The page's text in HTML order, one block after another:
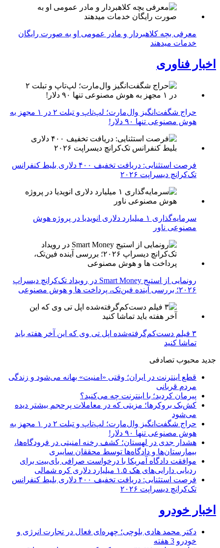
معرفی بچه کلاهبردار و مادر عمومی او به صورت رایگان
خدمات میدهند
اخبار فناوری
حراج شگفت‌انگیز وال‌مارت؛ لپ‌تاپ و تبلت ۲ در ۱ مجهز به
هوش مصنوعی تنها ۹۰ دلار!
فرصت استثنایی: دریافت تخفیف ۴۰۰ دلاری بلیط کنفرانس
تک‌کرانچ دیسراپت ۲۰۲۶
سرمایه‌گذاری ۱ میلیارد دلاری انویدیا در پروژه هوش
مصنوعی ناور
رونمایی از استیج Smart Money در رویداد تک‌کرانچ دیسراپ
۲۰۲۶؛ بررسی آینده فین‌تک، پرداخت‌ ها و هوش مصنوعی
۳ فیلم دست‌کم‌گرفته‌شده اپل تی وی که این آخر هفته باید
تماشا کنید
جدید محبوب تصادفی
قطع اینترنت در ایران؛ وقتی «امنیت» بهانه می‌شود و زندگی
مردم قربانی
پیرمان کردید؛ با اینترنت چه می‌کنید؟
کش‌بک بروکرها؛ مزیتی که در معاملات پرحجم بیشتر دیده
می‌شود
حراج شگفت‌انگیز وال‌مارت؛ لپ‌تاپ و تبلت ۲ در ۱ مجهز به
هوش مصنوعی تنها ۹۰ دلار!
هشدار جدی در لهستان؛ کشف رخنه امنیتی در فرودگاه‌ها،
بیمارستان‌ها و دادگاه‌ها توسط محققان سایبری
موافقت دادگاه آمریکا با درخواست صرافی بای‌بیت برای
ردیابی دارایی‌های هک ۱.۵ میلیارد دلاری کره شمالی
فرصت استثنایی: دریافت تخفیف ۴۰۰ دلاری بلیط کنفرانس
تک‌کرانچ دیسراپت ۲۰۲۶
اخبار خودرو
دکتر محمد هادی بلوچی؛ چهره‌ای فعال در تجارت انرژی و
خودرو 3 هفته